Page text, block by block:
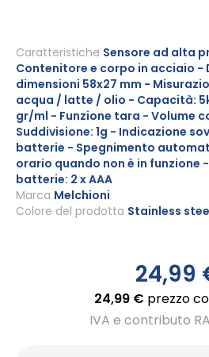
all'inizio
della
galleria
di
immagini
24,99
24,99 € prezzo
IVA e contributo
Marca Melchioni
Caratteristiche Sensore ad alta
Contenitore e corpo in acciaio -
dimensioni 58x27 mm -
acqua / latte / olio - Capacità:
gr/ml - Funzione tara - Volume
Suddivisione: 1g - Indicazione
batterie - Spegnimento
orario quando non è in funzione
batterie: 2 x AAA
Colore del prodotto Stainless